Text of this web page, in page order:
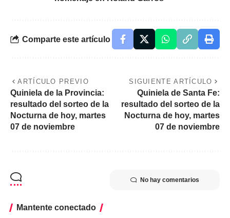
Comparte este artículo
ARTÍCULO PREVIO
Quiniela de la Provincia:
resultado del sorteo de la
Nocturna de hoy, martes
07 de noviembre
SIGUIENTE ARTÍCULO
Quiniela de Santa Fe:
resultado del sorteo de la
Nocturna de hoy, martes
07 de noviembre
No hay comentarios
Mantente conectado